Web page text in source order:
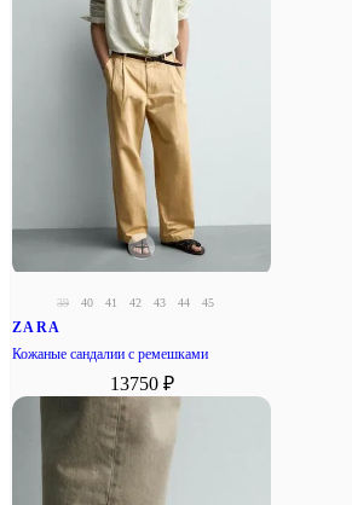
39 40 41 42 43 44 45
ZARA
Кожаные сандалии с ремешками
13750 ₽